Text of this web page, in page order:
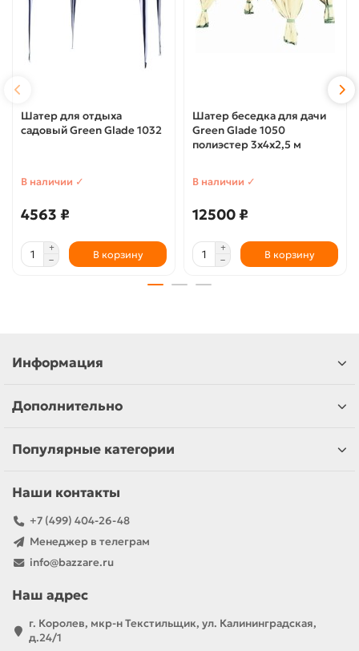
Шатер для отдыха
садовый Green Glade 1032
В наличии ✓
4563 ₽
В корзину
Шатер беседка для дачи
Green Glade 1050
полиэстер 3х4х2,5 м
В наличии ✓
12500 ₽
В корзину
Информация
Дополнительно
Популярные категории
Наши контакты
+7 (499) 404-26-48
Менеджер в телеграм
info@bazzare.ru
Наш адрес
г. Королев, мкр-н Текстильщик, ул. Калининградская,
д.24/1